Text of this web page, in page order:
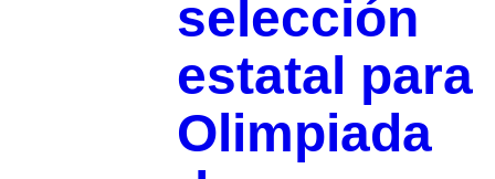
selección
estatal para
Olimpiada